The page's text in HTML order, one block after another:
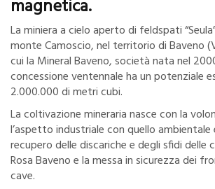
magnetica.
La miniera a cielo aperto di feldspati
monte Camoscio, nel territorio di Baveno
cui la Mineral Baveno, società nata nel
concessione ventennale ha un potenziale
2.000.000 di metri cubi.
La coltivazione mineraria nasce con la
l’aspetto industriale con quello ambientale
recupero delle discariche e degli sfidi delle
Rosa Baveno e la messa in sicurezza dei
cave.